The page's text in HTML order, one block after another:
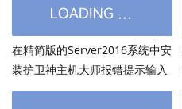
在精简版的Server2016系统中安
装护卫神主机大师报错提示输入
的密码超过了14个字符